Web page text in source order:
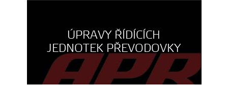
ÚPRAVY ŘÍDÍCÍCH
JEDNOTEK PŘEVODOVKY